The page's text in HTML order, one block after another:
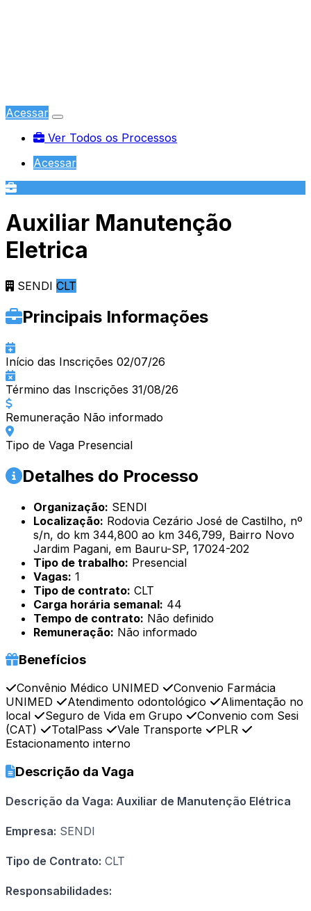
Acessar
Ver Todos os Processos
Acessar
Ver Todos os Processos
Acessar
Auxiliar Manutenção
Eletrica
SENDI CLT
Principais Informações
Início das Inscrições 02/07/26
Término das Inscrições 31/08/26
Remuneração Não informado
Tipo de Vaga Presencial
Detalhes do Processo
Organização: SENDI
Localização: Rodovia Cezário José de Castilho, nº
s/n, do km 344,800 ao km 346,799, Bairro Novo
Jardim Pagani, em Bauru-SP, 17024-202
Tipo de trabalho: Presencial
Vagas: 1
Tipo de contrato: CLT
Carga horária semanal: 44
Tempo de contrato: Não definido
Remuneração: Não informado
Benefícios
Convênio Médico UNIMED
Convenio Farmácia
UNIMED
Atendimento odontológico
Alimentação no
local
Seguro de Vida em Grupo
Convenio com Sesi
(CAT)
TotalPass Vale Transporte
PLR
Estacionamento interno
Descrição da Vaga
Descrição da Vaga: Auxiliar de Manutenção Elétrica
Empresa: SENDI
Tipo de Contrato: CLT
Responsabilidades: